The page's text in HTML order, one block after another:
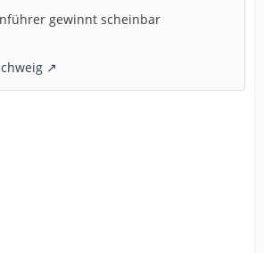
gewinnt scheinbar